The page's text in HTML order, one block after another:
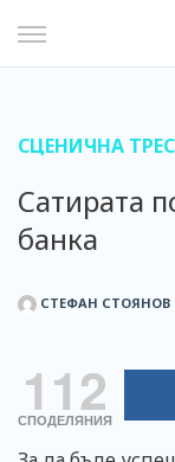
СЦЕНИЧНА
Сатирата
банка
СТЕФАН СТОЯНОВ
112
СПОДЕЛЯНИЯ